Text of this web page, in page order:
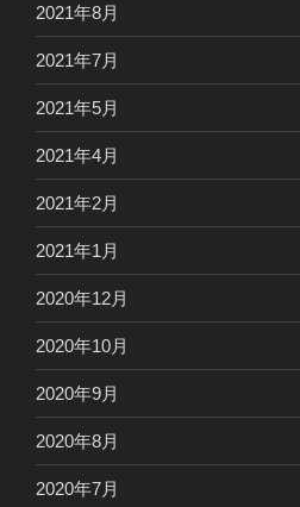
2021年8月
2021年7月
2021年5月
2021年4月
2021年2月
2021年1月
2020年12月
2020年10月
2020年9月
2020年8月
2020年7月